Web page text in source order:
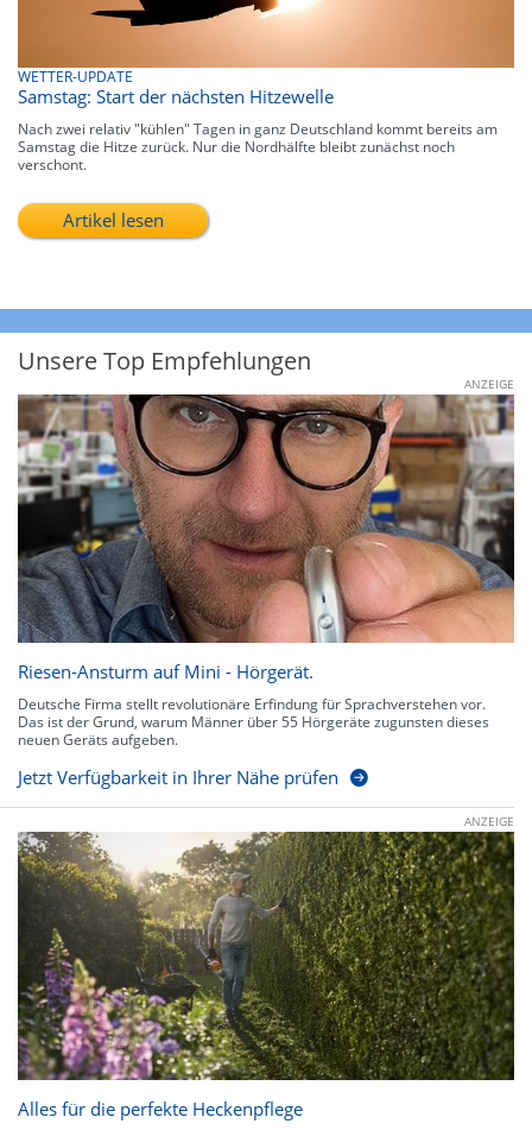
WETTER-UPDATE
Samstag: Start der nächsten Hitzewelle
Nach zwei relativ "kühlen" Tagen in ganz Deutschland kommt bereits am
Samstag die Hitze zurück. Nur die Nordhälfte bleibt zunächst noch
verschont.
Artikel lesen
Unsere Top Empfehlungen
ANZEIGE
Riesen-Ansturm auf Mini - Hörgerät.
Deutsche Firma stellt revolutionäre Erfindung für Sprachverstehen vor.
Das ist der Grund, warum Männer über 55 Hörgeräte zugunsten dieses
neuen Geräts aufgeben.
Jetzt Verfügbarkeit in Ihrer Nähe prüfen
ANZEIGE
Alles für die perfekte Heckenpflege